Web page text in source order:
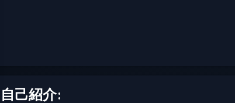
自己紹介: